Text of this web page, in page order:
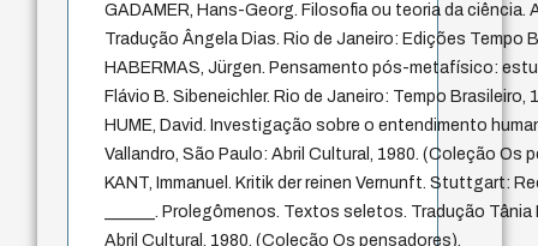
GADAMER, Hans-Georg. Filosofia ou teoria da ciência.
Tradução Ângela Dias. Rio de Janeiro: Edições Tempo
HABERMAS, Jürgen. Pensamento pós-metafísico:
Flávio B. Sibeneichler. Rio de Janeiro: Tempo Brasileiro,
HUME, David. Investigação sobre o entendimento
Vallandro, São Paulo: Abril Cultural, 1980. (Coleção Os
KANT, Immanuel. Kritik der reinen Vernunft. Stuttgart:
______. Prolegômenos. Textos seletos. Tradução
Abril Cultural, 1980. (Coleção Os pensadores).